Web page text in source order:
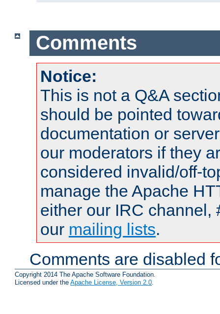
Comments
Notice:
This is not a Q&A
should be pointed
documentation or
our moderators if they
considered invalid/off-
manage the Apache
either our IRC channel,
our mailing lists.
Comments are disabled
Copyright 2014 The Apache Software Foundation.
Licensed under the Apache License, Version 2.0